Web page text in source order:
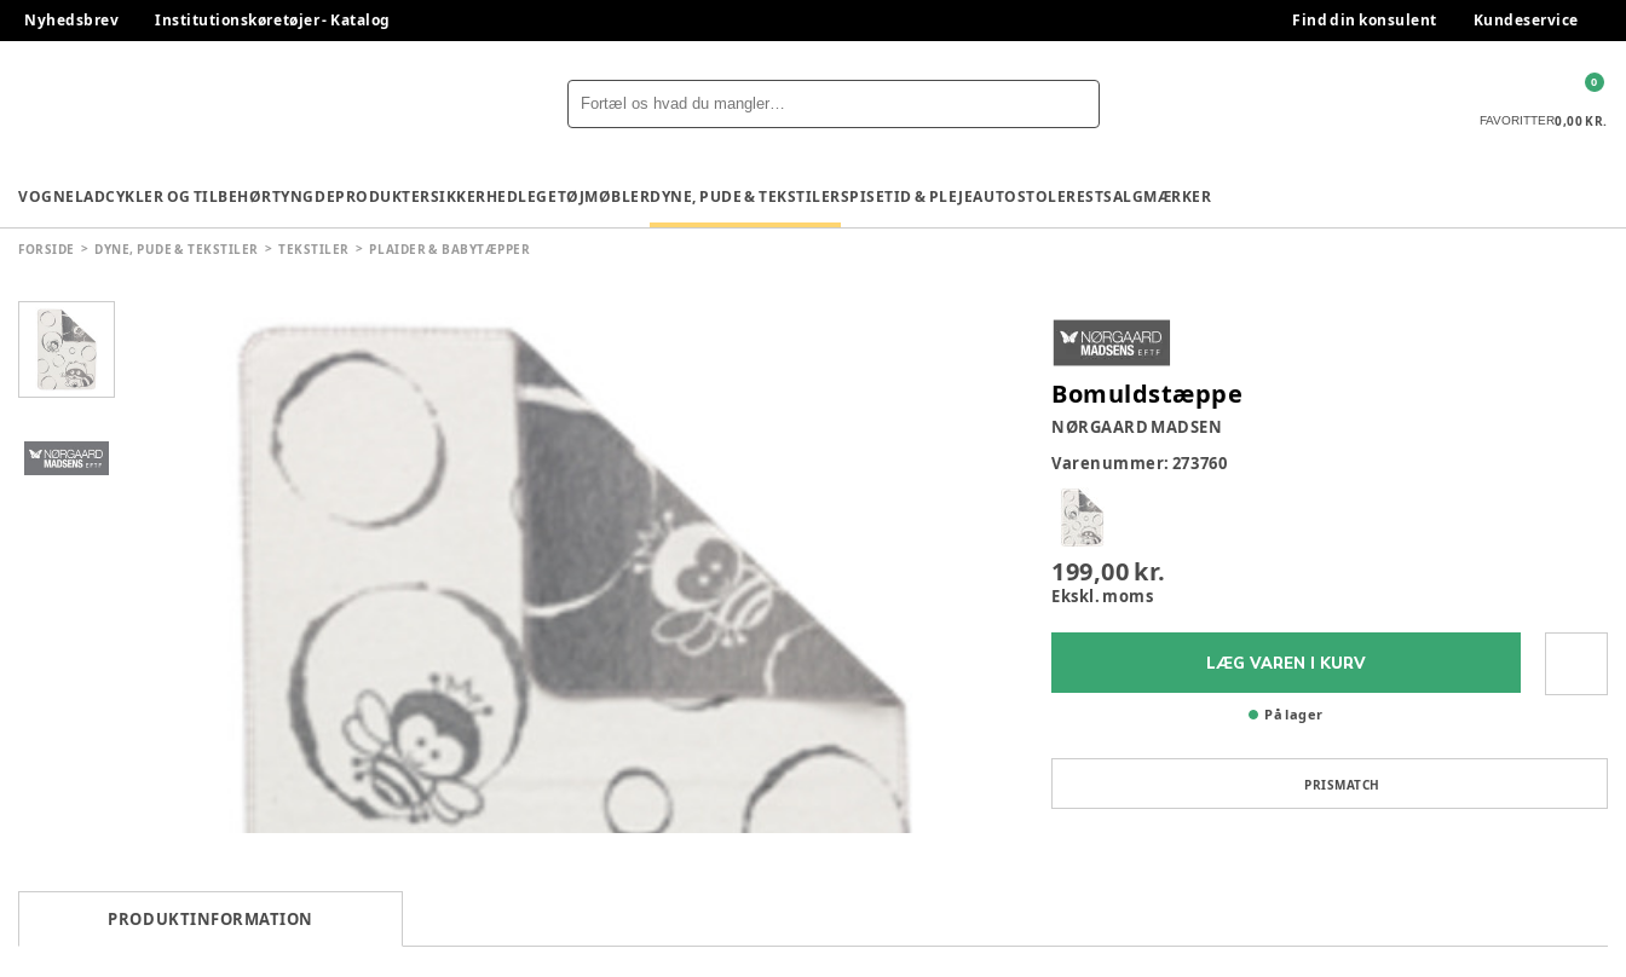
Nyhedsbrev Institutionskøretøjer - Katalog Find din konsulent Kundeservice
FAVORITTER0,00 KR.
0
VOGNELADCYKLER OG TILBEHØRTYNGDEPRODUKTERSIKKERHEDLEGETØJMØBLERDYNE, PUDE & TEKSTILERSPISETID & PLEJEAUTOSTOLERESTSALGMÆRKER
FORSIDE DYNE, PUDE & TEKSTILER TEKSTILER PLAIDER & BABYTÆPPER
Bomuldstæppe
NØRGAARD MADSEN
Varenummer: 273760
199,00 kr.
Ekskl. moms
LÆG VAREN I KURV
På lager
PRISMATCH
PRODUKTINFORMATION